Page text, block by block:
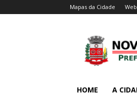
Mapas da Cidade
HOME A